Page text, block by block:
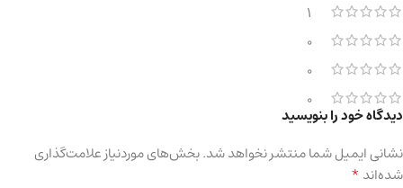
1
0
0
0
دیدگاه خود را بنویسید
نشانی ایمیل شما منتشر نخواهد شد.بخش‌های موردنیاز علامت‌گذاری
شده‌اند*